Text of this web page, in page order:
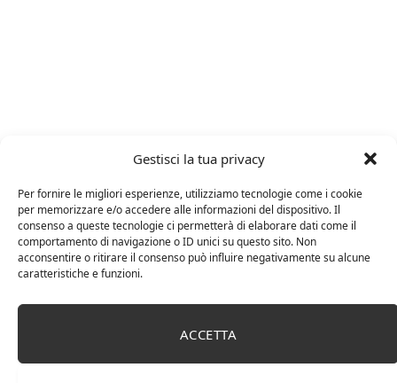
Gestisci la tua privacy
Per fornire le migliori esperienze, utilizziamo tecnologie come i cookie
per memorizzare e/o accedere alle informazioni del dispositivo. Il
consenso a queste tecnologie ci permetterà di elaborare dati come il
comportamento di navigazione o ID unici su questo sito. Non
acconsentire o ritirare il consenso può influire negativamente su alcune
caratteristiche e funzioni.
ACCETTA
ARTICOLI RECENTI
24 FEBBRAIO 2025
Distillati di frutta africani
27 AGOSTO 2024